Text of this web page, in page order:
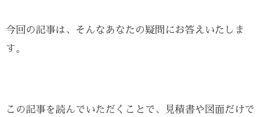
今回の記事は、そんなあなたの疑問にお答えいたしま
す。
この記事を読んでいただくことで、見積書や図面だけで